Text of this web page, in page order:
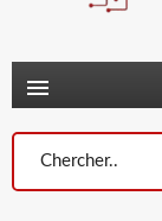
